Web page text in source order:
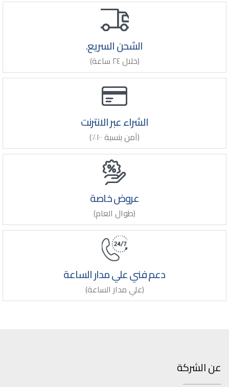
الشحن السريع.
(خلال ٢٤ ساعة)
الشراء عبر الانترنت
(آمن بنسبة ١٠٠٪)
عروض خاصة
(طوال العام)
دعم فني علي مدار الساعة
(علي مدار الساعة)
عن الشركة